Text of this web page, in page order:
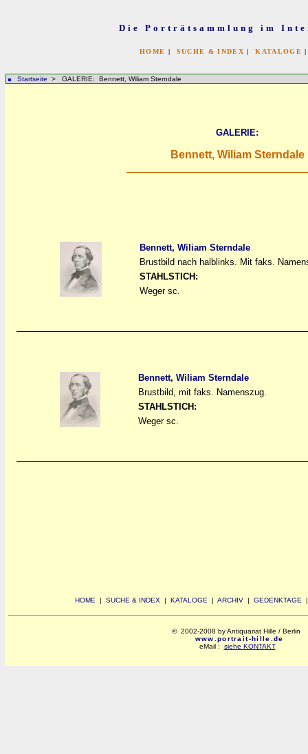
Die Porträtsammlung im
HOME | SUCHE & INDEX |KATALOGE
Startseite > GALERIE: Bennett, Wiliam Sterndale
GALERIE:
Bennett, Wiliam Sterndale
Bennett, Wiliam Sterndale
Brustbild nach halblinks. Mit faks.
STAHLSTICH:
Weger sc.
Bennett, Wiliam Sterndale
Brustbild, mit faks. Namenszug.
STAHLSTICH:
Weger sc.
HOME | SUCHE & INDEX | KATALOGE | ARCHIV | GEDENKTAGE
© 2002-2008 by Antiquariat Hille / Berlin
www.portrait-hille.de
eMail : siehe KONTAKT